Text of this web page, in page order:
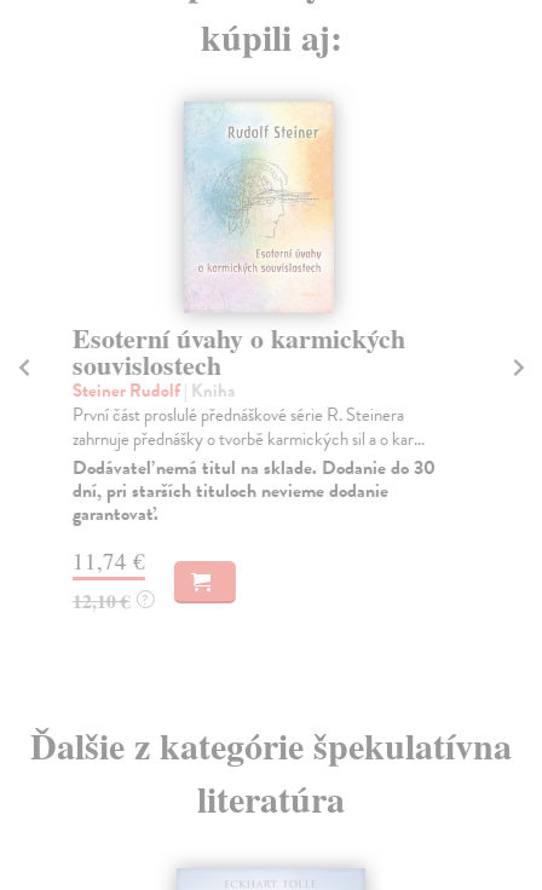
kúpili aj:
Esoterní úvahy o karmických
souvislostech
Steiner Rudolf| Kniha
První část proslulé přednáškové série R. Steinera
zahrnuje přednášky o tvorbě karmických sil a o kar...
Dodávateľ nemá titul na sklade. Dodanie do 30
dní, pri starších tituloch nevieme dodanie
garantovať.
11,74 €
12,10 € ?
Ďalšie z kategórie špekulatívna
literatúra